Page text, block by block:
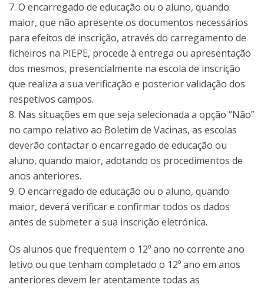
7. O encarregado de educação ou o aluno, quando
maior, que não apresente os documentos necessários
para efeitos de inscrição, através do carregamento de
ficheiros na PIEPE, procede à entrega ou apresentação
dos mesmos, presencialmente na escola de inscrição
que realiza a sua verificação e posterior validação dos
respetivos campos.
8. Nas situações em que seja selecionada a opção “Não”
no campo relativo ao Boletim de Vacinas, as escolas
deverão contactar o encarregado de educação ou
aluno, quando maior, adotando os procedimentos de
anos anteriores.
9. O encarregado de educação ou o aluno, quando
maior, deverá verificar e confirmar todos os dados
antes de submeter a sua inscrição eletrónica.
Os alunos que frequentem o 12º ano no corrente ano
letivo ou que tenham completado o 12º ano em anos
anteriores devem ler atentamente todas as